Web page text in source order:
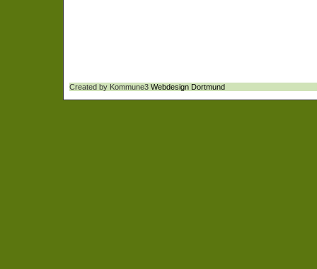
Created by Kommune3 Webdesign Dortmund